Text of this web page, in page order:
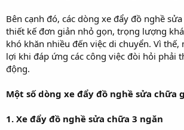
Bên cạnh đó, các dòng xe đẩy đồ nghề
thiết kế đơn giản nhỏ gọn, trọng lượng
khó khăn nhiều đến việc di chuyển. Vì thế,
lợi khi đáp ứng các công việc đòi hỏi phải
động.
Một số dòng xe đẩy đồ nghề sửa chữa
1. Xe đẩy đồ nghề sửa chữa 3 ngăn